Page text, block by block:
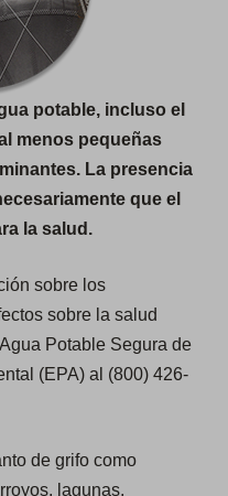
potable, incluso el
menos pequeñas
La presencia
que el
la salud.
sobre los
sobre la salud
Potable Segura de
(EPA) al (800) 426-
de grifo como
lagunas,